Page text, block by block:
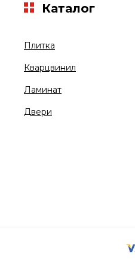
Плитка
Кварцвинил
Ламинат
Двери
Каталог